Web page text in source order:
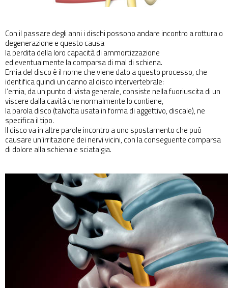
Con il passare degli anni i dischi possono andare incontro a rottura o
degenerazione e questo causa
la perdita della loro capacità di ammortizzazione
ed eventualmente la comparsa di mal di schiena.
Ernia del disco è il nome che viene dato a questo processo, che
identifica quindi un danno al disco intervertebrale:
l’ernia, da un punto di vista generale, consiste nella fuoriuscita di un
viscere dalla cavità che normalmente lo contiene,
la parola disco (talvolta usata in forma di aggettivo, discale), ne
specifica il tipo.
Il disco va in altre parole incontro a uno spostamento che può
causare un’irritazione dei nervi vicini, con la conseguente comparsa
di dolore alla schiena e sciatalgia.